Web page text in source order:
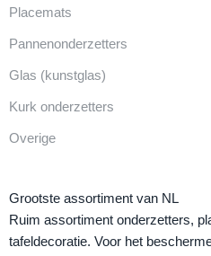
Placemats
Pannenonderzetters
Glas (kunstglas)
Kurk onderzetters
Overige
Grootste assortiment van NL
Ruim assortiment onderzetters,
tafeldecoratie. Voor het